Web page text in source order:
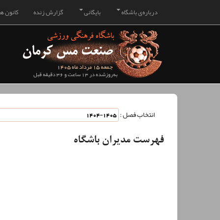
کانون گزارش زنده بایگانی درباره‌ی باشگاه
جمعه 15 مرداد ماه 1405
به‌روزشده در 13 ساعت و 36 دقیقه قبل
انتخاب فصل :
فهرست مدیران باشگاه